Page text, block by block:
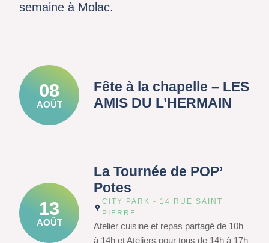
semaine à Molac.
08
AOÛT
Fête à la chapelle – LES
AMIS DU L’HERMAIN
13
AOÛT
La Tournée de POP’
Potes
CITY PARK - 14 RUE SAINT
PIERRE
Atelier cuisine et repas partagé de 10h
à 14h et Ateliers pour tous de 14h à 17h